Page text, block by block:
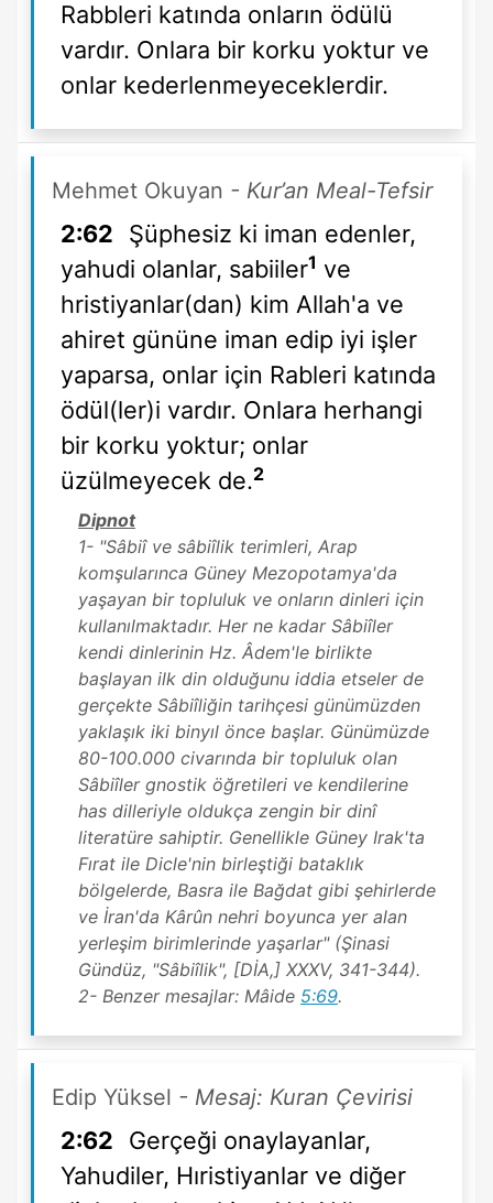
Rabbleri katında onların ödülü
vardır. Onlara bir korku yoktur ve
onlar kederlenmeyeceklerdir.
Mehmet Okuyan - Kur’an Meal-Tefsir
2:62
Şüphesiz ki iman edenler,
yahudi olanlar, sabiiler1 ve
hristiyanlar(dan) kim Allah'a ve
ahiret gününe iman edip iyi işler
yaparsa, onlar için Rableri katında
ödül(ler)i vardır. Onlara herhangi
bir korku yoktur; onlar
üzülmeyecek de.2
Dipnot
1- "Sâbiî ve sâbiîlik terimleri, Arap
komşularınca Güney Mezopotamya'da
yaşayan bir topluluk ve onların dinleri için
kullanılmaktadır. Her ne kadar Sâbiîler
kendi dinlerinin Hz. Âdem'le birlikte
başlayan ilk din olduğunu iddia etseler de
gerçekte Sâbiîliğin tarihçesi günümüzden
yaklaşık iki binyıl önce başlar. Günümüzde
80-100.000 civarında bir topluluk olan
Sâbiîler gnostik öğretileri ve kendilerine
has dilleriyle oldukça zengin bir dinî
literatüre sahiptir. Genellikle Güney Irak'ta
Fırat ile Dicle'nin birleştiği bataklık
bölgelerde, Basra ile Bağdat gibi şehirlerde
ve İran'da Kârûn nehri boyunca yer alan
yerleşim birimlerinde yaşarlar" (Şinasi
Gündüz, "Sâbiîlik", [DİA,] XXXV, 341-344).
2- Benzer mesajlar: Mâide 5:69.
Edip Yüksel - Mesaj: Kuran Çevirisi
2:62
Gerçeği onaylayanlar,
Yahudiler, Hıristiyanlar ve diğer